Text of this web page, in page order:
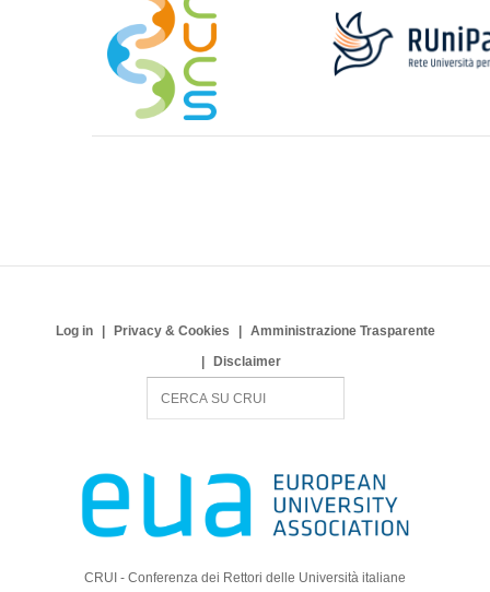
Log in Privacy & Cookies
Amministrazione Trasparente
Disclaimer
c
CRUI - Conferenza dei Rettori delle Università italiane